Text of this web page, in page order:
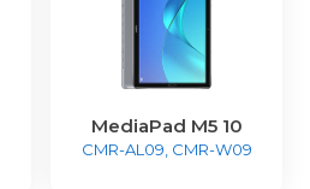
MediaPad M5 10
CMR-AL09, CMR-W09